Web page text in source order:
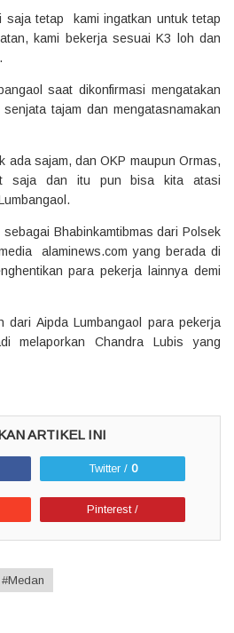
saja tetap kami ingatkan untuk tetap
kami bekerja sesuai K3 loh dan
saat dikonfirmasi mengatakan
tajam dan mengatasnamakan
ada sajam, dan OKP maupun Ormas,
saja dan itu pun bisa kita atasi
sebagai Bhabinkamtibmas dari Polsek
alaminews.com yang berada di
para pekerja lainnya demi
dari Aipda Lumbangaol para pekerja
melaporkan Chandra Lubis yang
Twitter / 0
Pinterest /
#Medan